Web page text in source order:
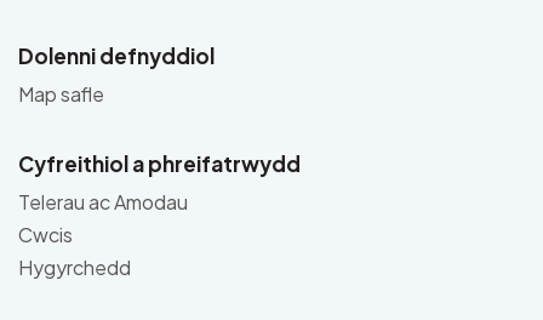
Dolenni defnyddiol
Map safle
Cyfreithiol a phreifatrwydd
Telerau ac Amodau
Cwcis
Hygyrchedd